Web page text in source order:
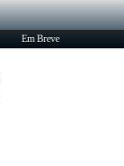
Em Breve